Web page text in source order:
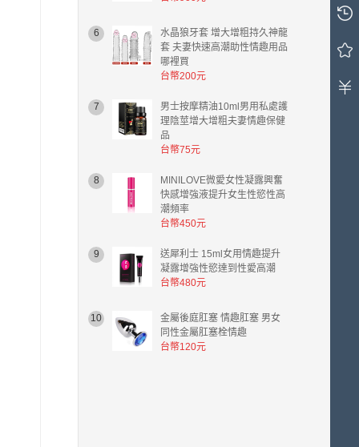
6
水晶狼牙套 增大增粗持久神龍
套 夫妻快速高潮助性情趣用品
哪裡買
台幣200元
7
男士按摩精油10ml男用私處護
理陰莖增大增粗夫妻情趣保健
品
台幣75元
8
MINILOVE微愛女性凝露興奮
快感增強液提升女生性慾性高
潮頻率
台幣450元
9
送犀利士 15ml女用情趣提升
凝露增強性慾達到性愛高潮
台幣480元
10
金屬後庭肛塞 情趣肛塞 男女
同性金屬肛塞栓情趣
台幣120元
物
中
0
件